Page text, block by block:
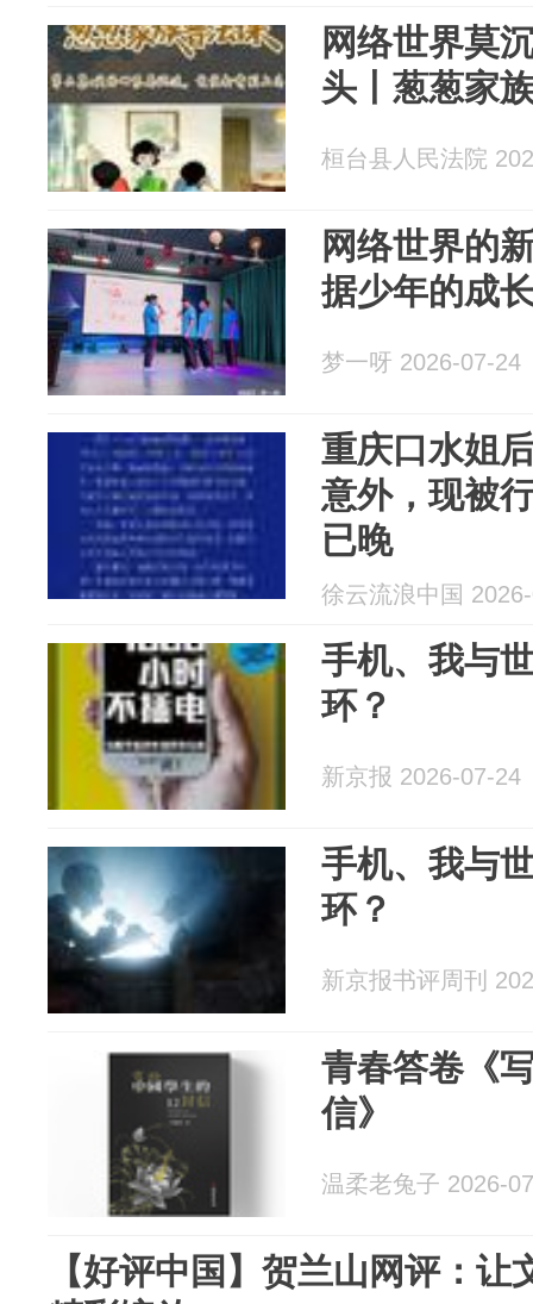
网络世界莫
头丨葱葱家
桓台县人民法院
网络世界的
据少年的成
梦一呀 2026-07-24
重庆口水姐
意外，现被
已晚
徐云流浪中国
手机、我与
环？
新京报 2026-07-24
手机、我与
环？
新京报书评周刊
青春答卷《
信》
温柔老兔子 2026-
【好评中国】贺兰山网评：